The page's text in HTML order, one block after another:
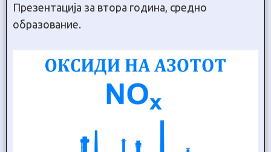
Презентација за втора година, средно
образование.